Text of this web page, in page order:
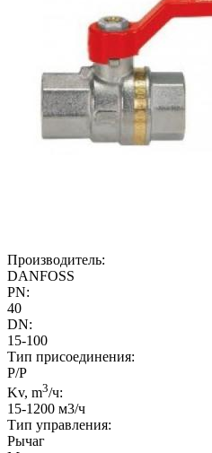
Производитель:
DANFOSS
PN:
40
DN:
15-100
Тип присоединения:
Р/Р
Kv, m3/ч:
15-1200 м3/ч
Тип управления:
Рычаг